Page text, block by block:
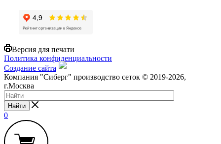
Версия для печати
Политика конфиденциальности
Создание сайта
Компания "Сиберг" производство сеток © 2019-2026,
г.Москва
Найти
0